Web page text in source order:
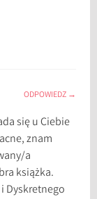
ODPOWIEDZ
się u Ciebie
znam
a
książka.
Dyskretnego